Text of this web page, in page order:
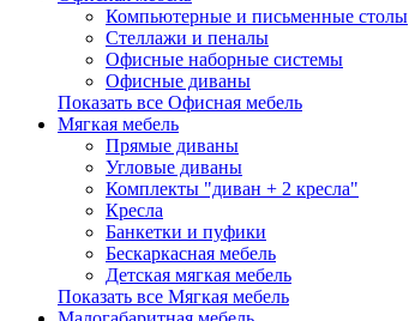
Компьютерные и письменные столы
Стеллажи и пеналы
Офисные наборные системы
Офисные диваны
Показать все Офисная мебель
Мягкая мебель
Прямые диваны
Угловые диваны
Комплекты "диван + 2 кресла"
Кресла
Банкетки и пуфики
Бескаркасная мебель
Детская мягкая мебель
Показать все Мягкая мебель